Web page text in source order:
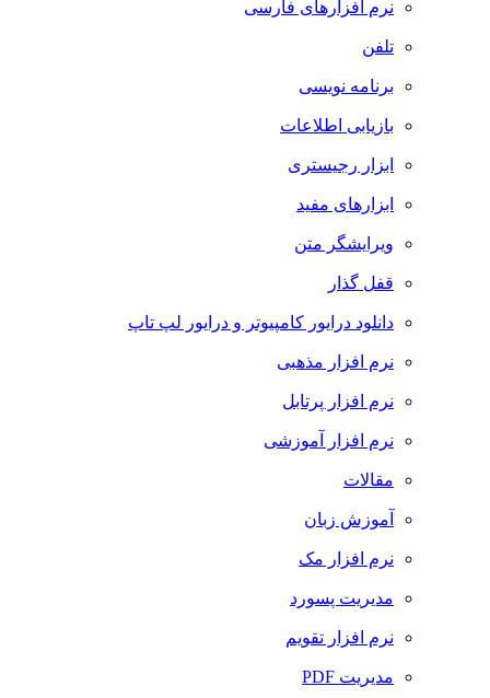
نرم افزارهای فارسی
تلفن
برنامه نویسی
بازیابی اطلاعات
ابزار رجیستری
ابزارهای مفید
ویرایشگر متن
قفل گذار
دانلود درایور کامپیوتر و درایور لپ تاپ
نرم افزار مذهبی
نرم افزار پرتابل
نرم افزار آموزشی
مقالات
آموزش زبان
نرم افزار مک
مدیریت پسورد
نرم افزار تقویم
مدیریت PDF